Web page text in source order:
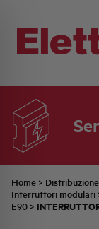
Home >
Interruttori modulari
E90 >
SETTORI
INDUSTRIALE
RETE
UFFICIO
COMMESSE
AZIENDA
FAMIGLIA
TUTTE LE
ULTIME
JOB
PARTNER